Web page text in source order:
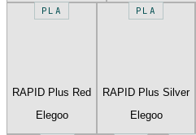
PLA
RAPID Plus Red
Elegoo
PLA
RAPID Plus Silver
Elegoo